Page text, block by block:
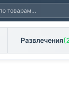
Развлечения